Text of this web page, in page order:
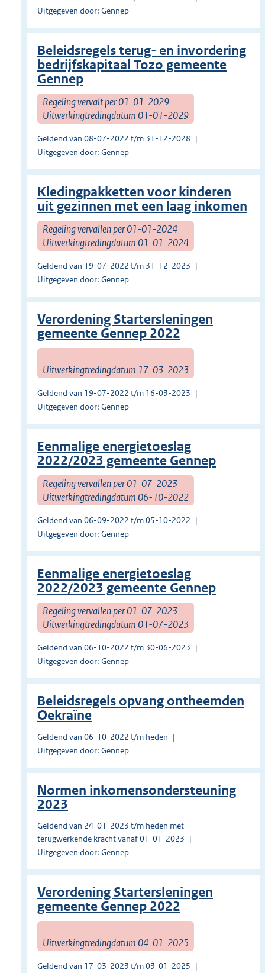
Uitgegeven door: Gennep
Beleidsregels terug- en invordering
bedrijfskapitaal Tozo gemeente
Gennep
Regeling vervalt per 01-01-2029
Uitwerkingtredingdatum 01-01-2029
Geldend van 08-07-2022 t/m 31-12-2028
Uitgegeven door: Gennep
Kledingpakketten voor kinderen
uit gezinnen met een laag inkomen
Regeling vervallen per 01-01-2024
Uitwerkingtredingdatum 01-01-2024
Geldend van 19-07-2022 t/m 31-12-2023
Uitgegeven door: Gennep
Verordening Startersleningen
gemeente Gennep 2022
Uitwerkingtredingdatum 17-03-2023
Geldend van 19-07-2022 t/m 16-03-2023
Uitgegeven door: Gennep
Eenmalige energietoeslag
2022/2023 gemeente Gennep
Regeling vervallen per 01-07-2023
Uitwerkingtredingdatum 06-10-2022
Geldend van 06-09-2022 t/m 05-10-2022
Uitgegeven door: Gennep
Eenmalige energietoeslag
2022/2023 gemeente Gennep
Regeling vervallen per 01-07-2023
Uitwerkingtredingdatum 01-07-2023
Geldend van 06-10-2022 t/m 30-06-2023
Uitgegeven door: Gennep
Beleidsregels opvang ontheemden
Oekraïne
Geldend van 06-10-2022 t/m heden
Uitgegeven door: Gennep
Normen inkomensondersteuning
2023
Geldend van 24-01-2023 t/m heden met
terugwerkende kracht vanaf 01-01-2023
Uitgegeven door: Gennep
Verordening Startersleningen
gemeente Gennep 2022
Uitwerkingtredingdatum 04-01-2025
Geldend van 17-03-2023 t/m 03-01-2025